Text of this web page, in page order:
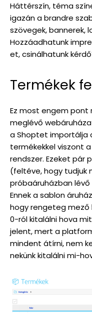
Háttérszín, téma
igazán a brandre
szövegek, bannerek,
Hozzáadhatunk
et, csinálhatunk
Termékek
Ez most engem
meglévő
a Shoptet importálja
termékekkel viszont
rendszer. Ezeket pár
(feltéve, hogy tudjuk
próbaáruházban
Ennek a sablon
hogy rengeteg mező
0-ról kitalálni hova
jelent, mert a
mindent átírni, nem
nekünk kitalálni mi-